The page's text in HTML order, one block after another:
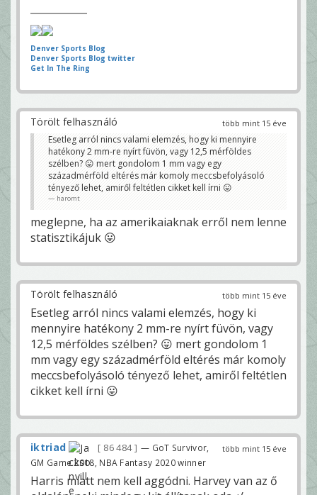
Denver Sports Blog
Denver Sports Blog twitter
Get In The Ring
több mint 15 éve
Törölt felhasználó
Esetleg arról nincs valami elemzés, hogy ki mennyire
hatékony 2 mm-re nyírt füvön, vagy 12,5 mérföldes
szélben? 😛 mert gondolom 1 mm vagy egy
századmérföld eltérés már komoly meccsbefolyásoló
tényező lehet, amiről feltétlen cikket kell írni 😛
haromt
meglepne, ha az amerikaiaknak erről nem lenne
statisztikájuk 😛
több mint 15 éve
Törölt felhasználó
Esetleg arról nincs valami elemzés, hogy ki
mennyire hatékony 2 mm-re nyírt füvön, vagy
12,5 mérföldes szélben? 😛 mert gondolom 1
mm vagy egy századmérföld eltérés már komoly
meccsbefolyásoló tényező lehet, amiről feltétlen
cikket kell írni 😛
több mint 15 éve
iktriad 86 484
— GoT Survivor,
GM Game 2018, NBA Fantasy 2020 winner
Harris miatt nem kell aggódni. Harvey van az ő